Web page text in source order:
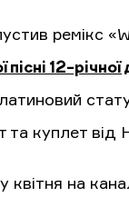
ремікс
пісні 12-
та куплет від
на